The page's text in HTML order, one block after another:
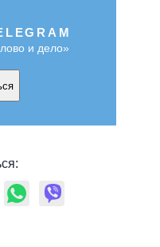
и дело»